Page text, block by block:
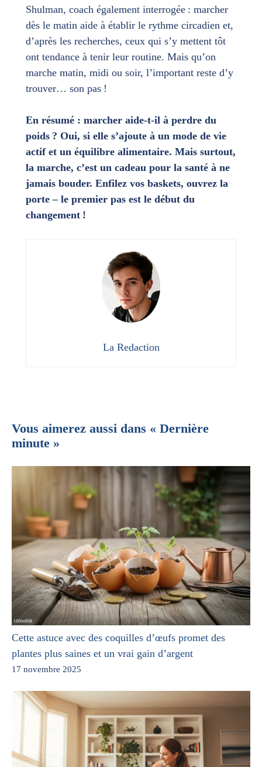
Shulman, coach également interrogée : marcher
dès le matin aide à établir le rythme circadien et,
d’après les recherches, ceux qui s’y mettent tôt
ont tendance à tenir leur routine. Mais qu’on
marche matin, midi ou soir, l’important reste d’y
trouver… son pas !
En résumé : marcher aide-t-il à perdre du
poids ? Oui, si elle s’ajoute à un mode de vie
actif et un équilibre alimentaire. Mais surtout,
la marche, c’est un cadeau pour la santé à ne
jamais bouder. Enfilez vos baskets, ouvrez la
porte – le premier pas est le début du
changement !
La Redaction
Vous aimerez aussi dans « Dernière
minute »
Cette astuce avec des coquilles d’œufs promet des
plantes plus saines et un vrai gain d’argent
17 novembre 2025